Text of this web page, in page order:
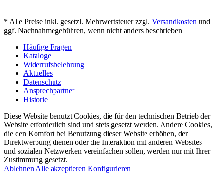
* Alle Preise inkl. gesetzl. Mehrwertsteuer zzgl. Versandkosten und
ggf. Nachnahmegebühren, wenn nicht anders beschrieben
Häufige Fragen
Kataloge
Widerrufsbelehrung
Aktuelles
Datenschutz
Ansprechpartner
Historie
Diese Website benutzt Cookies, die für den technischen Betrieb der
Website erforderlich sind und stets gesetzt werden. Andere Cookies,
die den Komfort bei Benutzung dieser Website erhöhen, der
Direktwerbung dienen oder die Interaktion mit anderen Websites
und sozialen Netzwerken vereinfachen sollen, werden nur mit Ihrer
Zustimmung gesetzt.
Ablehnen Alle akzeptieren Konfigurieren